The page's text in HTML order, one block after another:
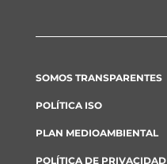
SOMOS TRANSPARENTES
POLÍTICA ISO
PLAN MEDIOAMBIENTAL
POLÍTICA DE PRIVACIDAD